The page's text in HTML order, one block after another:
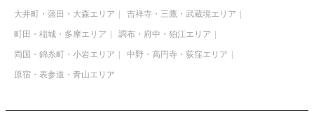
大井町・蒲田・大森エリア 吉祥寺・三鷹・武蔵境エリア
町田・稲城・多摩エリア 調布・府中・狛江エリア
両国・錦糸町・小岩エリア 中野・高円寺・荻窪エリア
原宿・表参道・青山エリア